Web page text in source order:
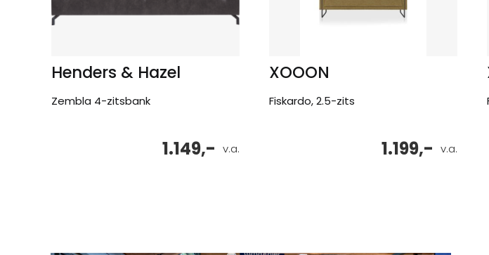
Henders & Hazel
Zembla 4-zitsbank
v.a.
1.149,-
XOOON
Fiskardo, 2.5-zits
v.a.
1.199,-